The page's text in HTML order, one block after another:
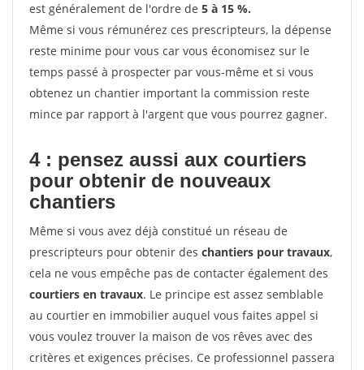
est généralement de l'ordre de 5 à 15 %.
Même si vous rémunérez ces prescripteurs, la dépense
reste minime pour vous car vous économisez sur le
temps passé à prospecter par vous-même et si vous
obtenez un chantier important la commission reste
mince par rapport à l'argent que vous pourrez gagner.
4 : pensez aussi aux courtiers
pour obtenir de nouveaux
chantiers
Même si vous avez déjà constitué un réseau de
prescripteurs pour obtenir des chantiers pour travaux,
cela ne vous empêche pas de contacter également des
courtiers en travaux. Le principe est assez semblable
au courtier en immobilier auquel vous faites appel si
vous voulez trouver la maison de vos rêves avec des
critères et exigences précises. Ce professionnel passera